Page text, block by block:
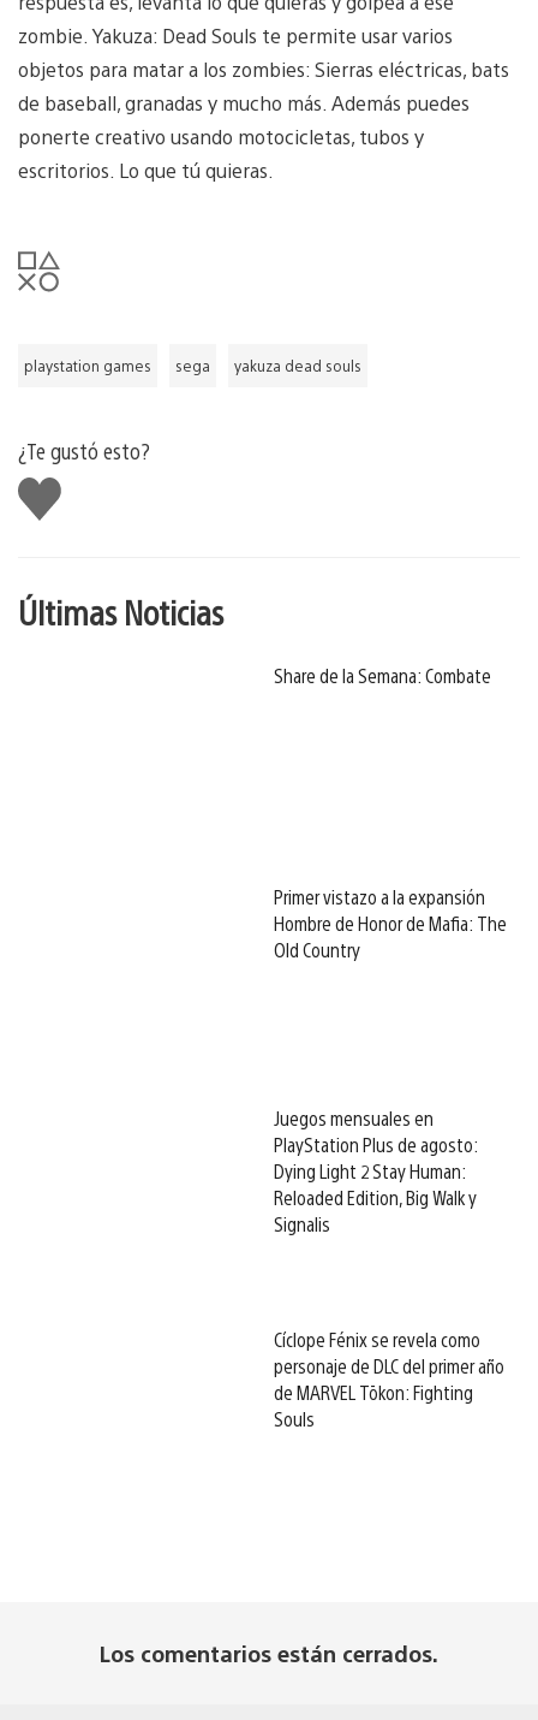
zombie. Yakuza: Dead Souls te permite usar varios
objetos para matar a los zombies: Sierras eléctricas, bats
de baseball, granadas y mucho más. Además puedes
ponerte creativo usando motocicletas, tubos y
escritorios. Lo que tú quieras.
playstation games sega yakuza dead souls
¿Te gustó esto?
Me
gusta
Últimas Noticias
Share de la Semana: Combate
Primer vistazo a la expansión
Hombre de Honor de Mafia: The
Old Country
Juegos mensuales en
PlayStation Plus de agosto:
Dying Light 2 Stay Human:
Reloaded Edition, Big Walk y
Signalis
Cíclope Fénix se revela como
personaje de DLC del primer año
de MARVEL Tōkon: Fighting
Souls
Los comentarios están cerrados.